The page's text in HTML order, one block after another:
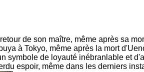
de son maître, même après sa
à Tokyo, même après la mort
symbole de loyauté inébranlable et
espoir, même dans les derniers